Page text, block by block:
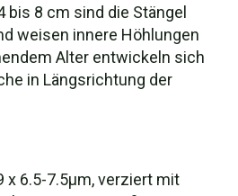
bis 8 cm sind die Stängel
weisen innere Höhlungen
Alter entwickeln sich
in Längsrichtung der
x 6.5-7.5µm, verziert mit